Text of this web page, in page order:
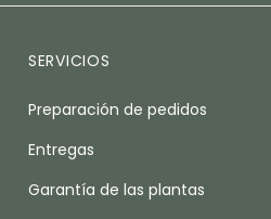
SERVICIOS
Preparación de pedidos
Entregas
Garantía de las plantas